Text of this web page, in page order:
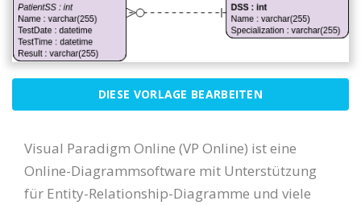
DIESE VORLAGE BEARBEITEN
Visual Paradigm Online (VP Online) ist eine
Online-Diagrammsoftware mit Unterstützung
für Entity-Relationship-Diagramme und viele